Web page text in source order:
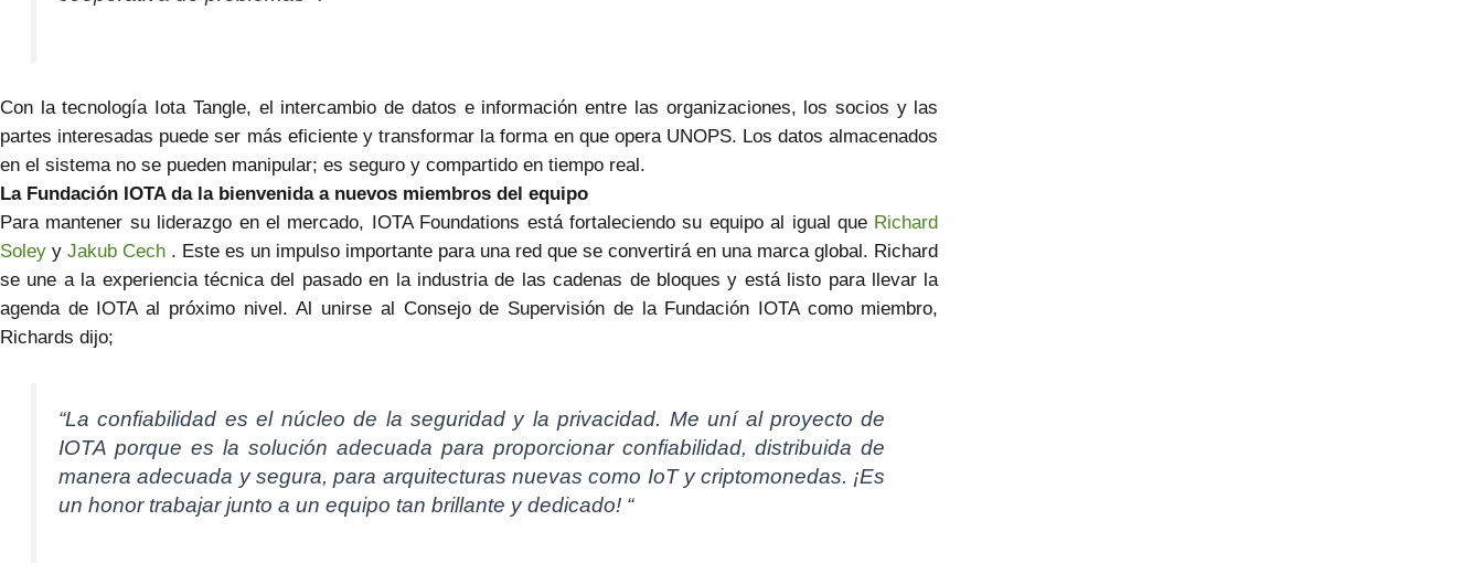
Con la tecnología Iota Tangle, el intercambio de datos e información entre las organizaciones, los socios y las
partes interesadas puede ser más eficiente y transformar la forma en que opera UNOPS. Los datos almacenados
en el sistema no se pueden manipular; es seguro y compartido en tiempo real.
La Fundación IOTA da la bienvenida a nuevos miembros del equipo
Para mantener su liderazgo en el mercado, IOTA Foundations está fortaleciendo su equipo al igual que Richard
Soley yJakub Cech . Este es un impulso importante para una red que se convertirá en una marca global. Richard
se une a la experiencia técnica del pasado en la industria de las cadenas de bloques y está listo para llevar la
agenda de IOTA al próximo nivel. Al unirse al Consejo de Supervisión de la Fundación IOTA como miembro,
Richards dijo;
“La confiabilidad es el núcleo de la seguridad y la privacidad. Me uní al proyecto de
IOTA porque es la solución adecuada para proporcionar confiabilidad, distribuida de
manera adecuada y segura, para arquitecturas nuevas como IoT y criptomonedas. ¡Es
un honor trabajar junto a un equipo tan brillante y dedicado! “